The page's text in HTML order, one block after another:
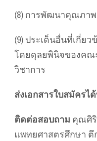
(8) การพัฒนาคุณภา
(9) ประเด็นอื่นที่เกี่ย
โดยดุลยพินิจของคณ
วิชาการ
ส่งเอกสารใบสมัครไ
ติดต่อสอบถาม คุณศิริ
แพทยศาสตรศึกษา